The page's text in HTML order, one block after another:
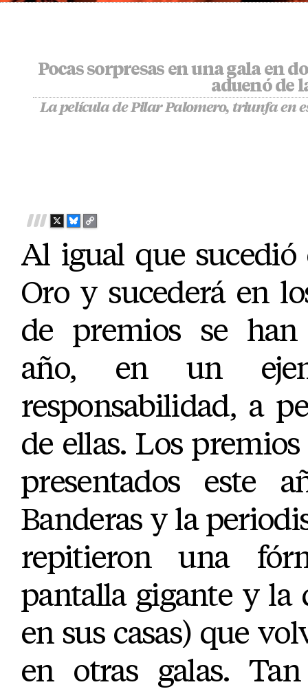
Pocas sorpresas en una gala en
aduenó de
La película de Pilar Palomero, triunfa en
X
B
U
E
K
C
P
Y
I
Al igual que sucedió
Oro y sucederá en
de premios se han
año, en un
responsabilidad, a
de ellas. Los
presentados este
Banderas y la
repitieron una
pantalla gigante y la
en sus casas) que
en otras galas.